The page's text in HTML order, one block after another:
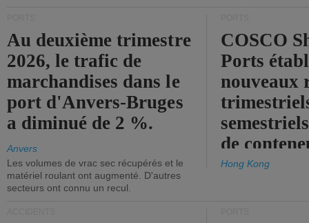
Au deuxième trimestre
2026, le trafic de
marchandises dans le
port d'Anvers-Bruges
a diminué de 2 %.
Anvers
Les volumes de vrac sec récupérés et le
matériel roulant ont augmenté. D'autres
secteurs ont connu un recul.
COSCO
Ports
nouveaux
de
Hong Kong